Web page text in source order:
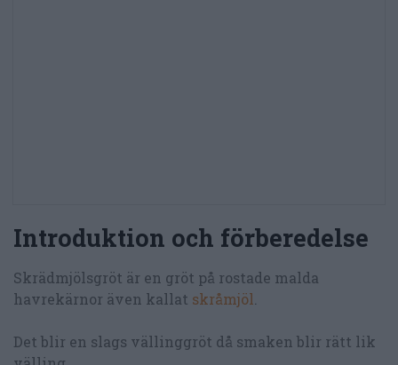
Introduktion och förberedelse
Skrädmjölsgröt är en gröt på rostade malda
havrekärnor även kallat skråmjöl
Det blir en slags vällinggröt då smaken blir rätt lik